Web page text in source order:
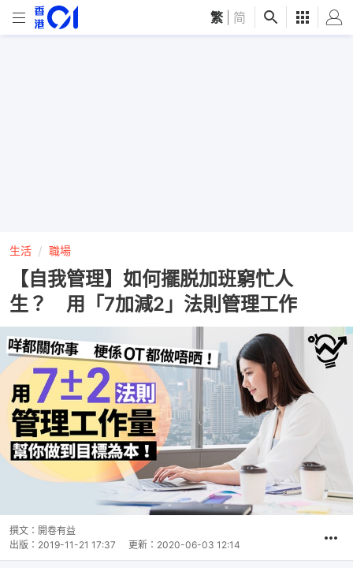
繁 简
生活 職場
【自我管理】如何擺脱加班窮忙人
生？ 用「7加減2」法則管理工作
撰文： 開卷有益
出版： 2019-11-21 17:37 更新： 2020-06-03 12:14